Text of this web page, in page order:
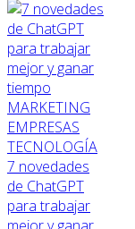
MARKETING
EMPRESAS
TECNOLOGÍA
7 novedades
de ChatGPT
para trabajar